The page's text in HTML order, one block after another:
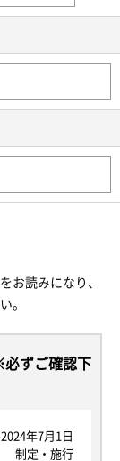
お読みになり、
。
必ずご確認下
2024年7月1日
制定・施行